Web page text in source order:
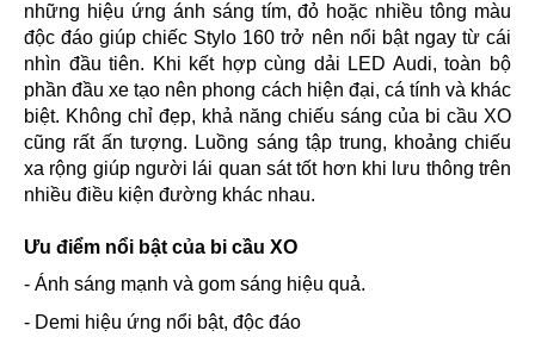
những hiệu ứng ánh sáng tím, đỏ hoặc nhiều tông màu
độc đáo giúp chiếc Stylo 160 trở nên nổi bật ngay từ cái
nhìn đầu tiên. Khi kết hợp cùng dải LED Audi, toàn bộ
phần đầu xe tạo nên phong cách hiện đại, cá tính và khác
biệt. Không chỉ đẹp, khả năng chiếu sáng của bi cầu XO
cũng rất ấn tượng. Luồng sáng tập trung, khoảng chiếu
xa rộng giúp người lái quan sát tốt hơn khi lưu thông trên
nhiều điều kiện đường khác nhau.
Ưu điểm nổi bật của bi cầu XO
- Ánh sáng mạnh và gom sáng hiệu quả.
- Demi hiệu ứng nổi bật, độc đáo